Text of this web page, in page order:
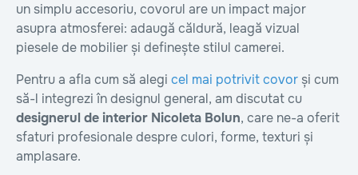
un simplu accesoriu, covorul are un impact major
asupra atmosferei: adaugă căldură, leagă vizual
piesele de mobilier și definește stilul camerei.
Pentru a afla cum să alegi cel mai potrivit covor și cum
să-l integrezi în designul general, am discutat cu
designerul de interior Nicoleta Bolun, care ne-a oferit
sfaturi profesionale despre culori, forme, texturi și
amplasare.